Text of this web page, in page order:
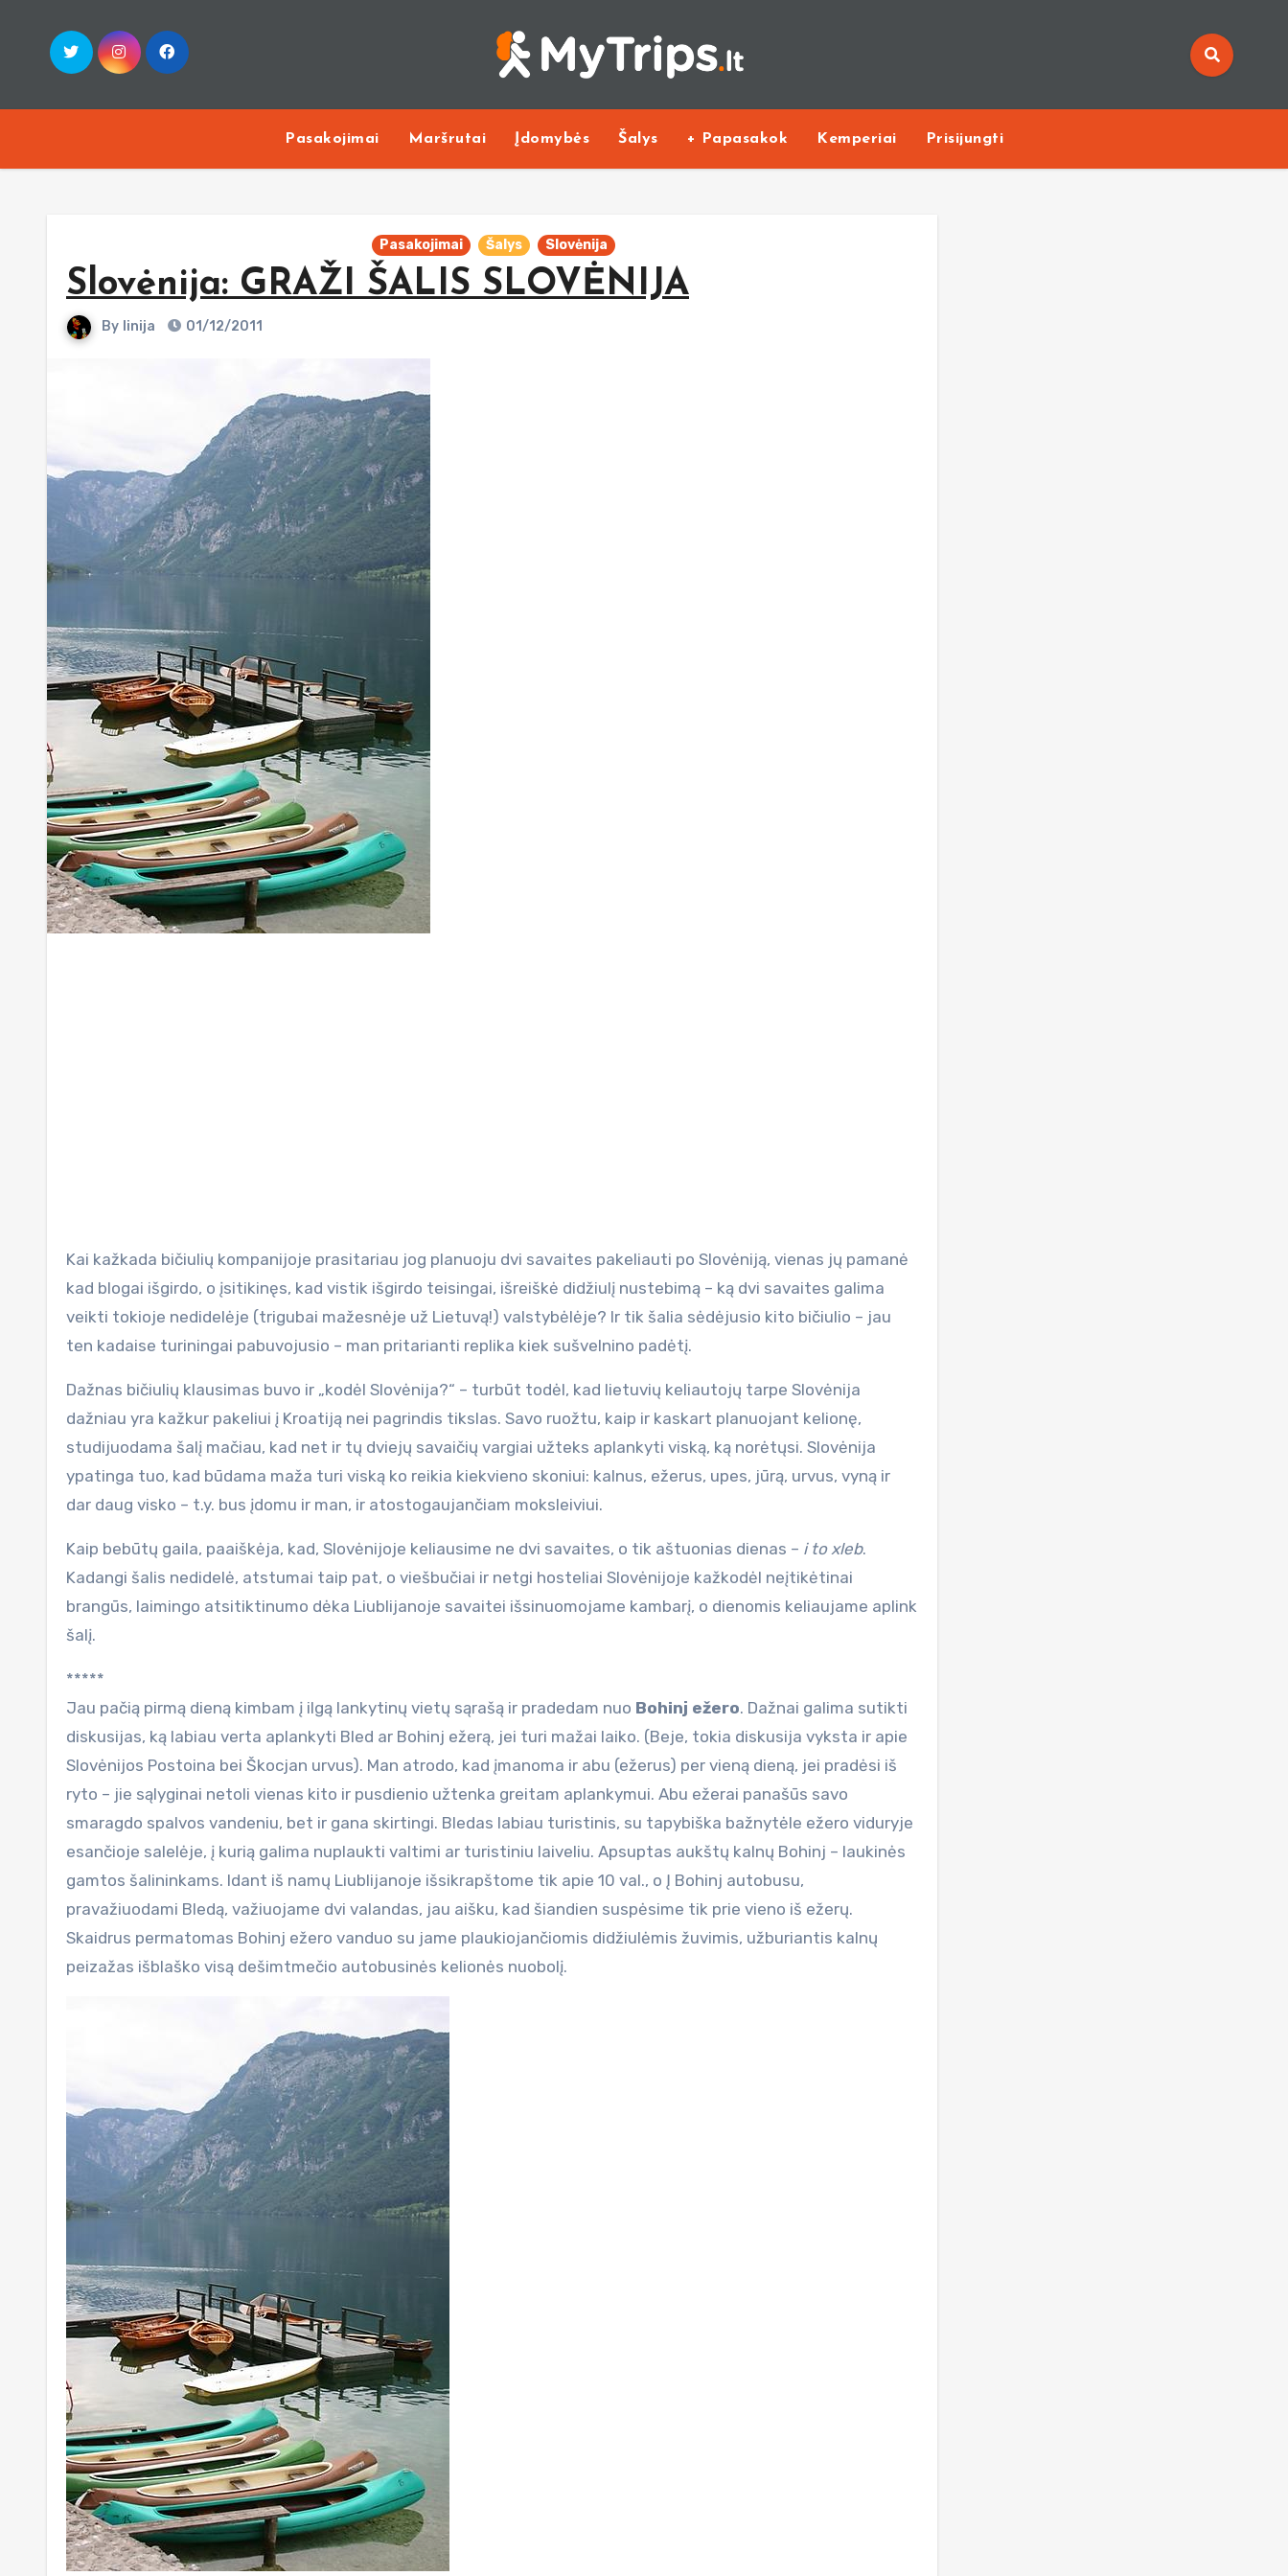
content
Pasakojimai Maršrutai Įdomybės Šalys + Papasakok Kemperiai Prisijungti
Pasakojimai Šalys Slovėnija
Slovėnija: GRAŽI ŠALIS SLOVĖNIJA
By linija 01/12/2011
Kai kažkada bičiulių kompanijoje prasitariau jog planuoju dvi savaites pakeliauti po Slovėniją, vienas jų pamanė
kad blogai išgirdo, o įsitikinęs, kad vistik išgirdo teisingai, išreiškė didžiulį nustebimą – ką dvi savaites galima
veikti tokioje nedidelėje (trigubai mažesnėje už Lietuvą!) valstybėlėje? Ir tik šalia sėdėjusio kito bičiulio – jau
ten kadaise turiningai pabuvojusio – man pritarianti replika kiek sušvelnino padėtį.
Dažnas bičiulių klausimas buvo ir „kodėl Slovėnija?“ – turbūt todėl, kad lietuvių keliautojų tarpe Slovėnija
dažniau yra kažkur pakeliui į Kroatiją nei pagrindis tikslas. Savo ruožtu, kaip ir kaskart planuojant kelionę,
studijuodama šalį mačiau, kad net ir tų dviejų savaičių vargiai užteks aplankyti viską, ką norėtųsi. Slovėnija
ypatinga tuo, kad būdama maža turi viską ko reikia kiekvieno skoniui: kalnus, ežerus, upes, jūrą, urvus, vyną ir
dar daug visko – t.y. bus įdomu ir man, ir atostogaujančiam moksleiviui.
Kaip bebūtų gaila, paaiškėja, kad, Slovėnijoje keliausime ne dvi savaites, o tik aštuonias dienas – i to xleb.
Kadangi šalis nedidelė, atstumai taip pat, o viešbučiai ir netgi hosteliai Slovėnijoje kažkodėl neįtikėtinai
brangūs, laimingo atsitiktinumo dėka Liublijanoje savaitei išsinuomojame kambarį, o dienomis keliaujame aplink
šalį.
*****
Jau pačią pirmą dieną kimbam į ilgą lankytinų vietų sąrašą ir pradedam nuo Bohinj ežero. Dažnai galima sutikti
diskusijas, ką labiau verta aplankyti Bled ar Bohinj ežerą, jei turi mažai laiko. (Beje, tokia diskusija vyksta ir apie
Slovėnijos Postoina bei Škocjan urvus). Man atrodo, kad įmanoma ir abu (ežerus) per vieną dieną, jei pradėsi iš
ryto – jie sąlyginai netoli vienas kito ir pusdienio užtenka greitam aplankymui. Abu ežerai panašūs savo
smaragdo spalvos vandeniu, bet ir gana skirtingi. Bledas labiau turistinis, su tapybiška bažnytėle ežero viduryje
esančioje salelėje, į kurią galima nuplaukti valtimi ar turistiniu laiveliu. Apsuptas aukštų kalnų Bohinj – laukinės
gamtos šalininkams. Idant iš namų Liublijanoje išsikrapštome tik apie 10 val., o Į Bohinj autobusu,
pravažiuodami Bledą, važiuojame dvi valandas, jau aišku, kad šiandien suspėsime tik prie vieno iš ežerų.
Skaidrus permatomas Bohinj ežero vanduo su jame plaukiojančiomis didžiulėmis žuvimis, užburiantis kalnų
peizažas išblaško visą dešimtmečio autobusinės kelionės nuobolį.